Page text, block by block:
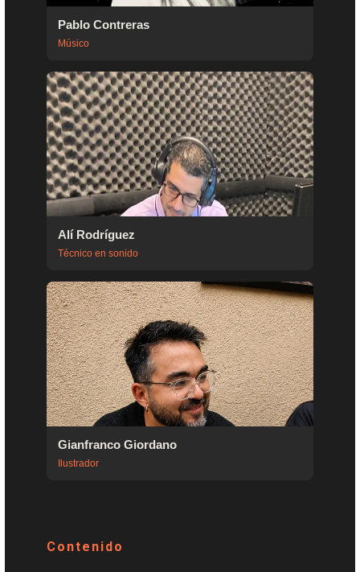
Pablo Contreras
Músico
Alí Rodríguez
Técnico en sonido
Gianfranco Giordano
Ilustrador
Contenido